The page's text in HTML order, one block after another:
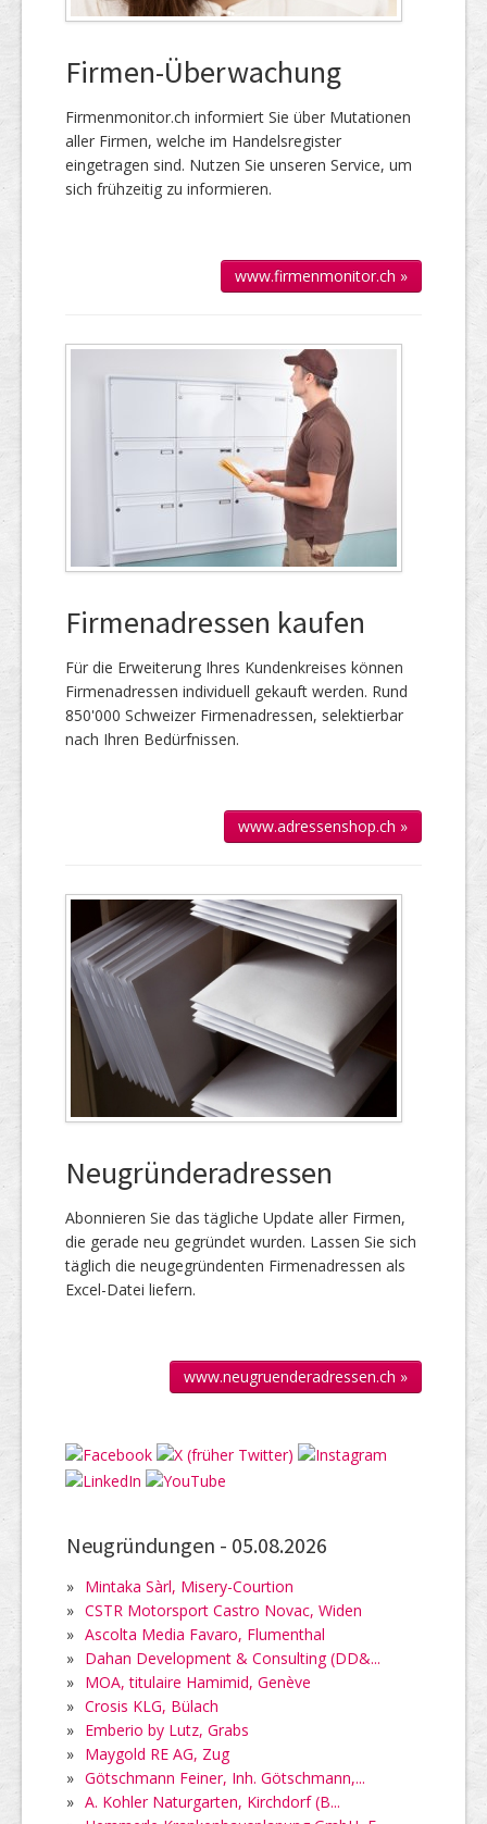
Firmen-Überwachung
Firmenmonitor.ch informiert Sie über Mutationen
aller Firmen, welche im Handels­register
eingetragen sind. Nutzen Sie unseren Service, um
sich frühzeitig zu informieren.
www.firmenmonitor.ch »
Firmenadressen kaufen
Für die Er­wei­te­rung Ihres Kun­den­kreises kön­nen
Firmen­adressen individuell gekauft werden. Rund
850'000 Schweizer Firmen­adressen, selek­tierbar
nach Ihren Bedürfnissen.
www.adressenshop.ch »
Neugründeradressen
Abonnieren Sie das täg­liche Up­date aller Firmen,
die gerade neu ge­gründet wur­den. Lassen Sie sich
täglich die neu­gegründenten Firmen­adressen als
Excel-Datei liefern.
www.neugruenderadressen.ch »
Neugründungen - 05.08.2026
» Mintaka Sàrl, Misery-Courtion
» CSTR Motorsport Castro Novac, Widen
» Ascolta Media Favaro, Flumenthal
» Dahan Development & Consulting (DD&...
» MOA, titulaire Hamimid, Genève
» Crosis KLG, Bülach
» Emberio by Lutz, Grabs
» Maygold RE AG, Zug
» Götschmann Feiner, Inh. Götschmann,...
» A. Kohler Naturgarten, Kirchdorf (B...